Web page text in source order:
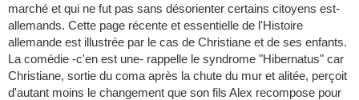
marché et qui ne fut pas sans désorienter certains citoyens est-
allemands. Cette page récente et essentielle de l'Histoire
allemande est illustrée par le cas de Christiane et de ses enfants.
La comédie -c'en est une- rappelle le syndrome "Hibernatus" car
Christiane, sortie du coma après la chute du mur et alitée, perçoit
d'autant moins le changement que son fils Alex recompose pour